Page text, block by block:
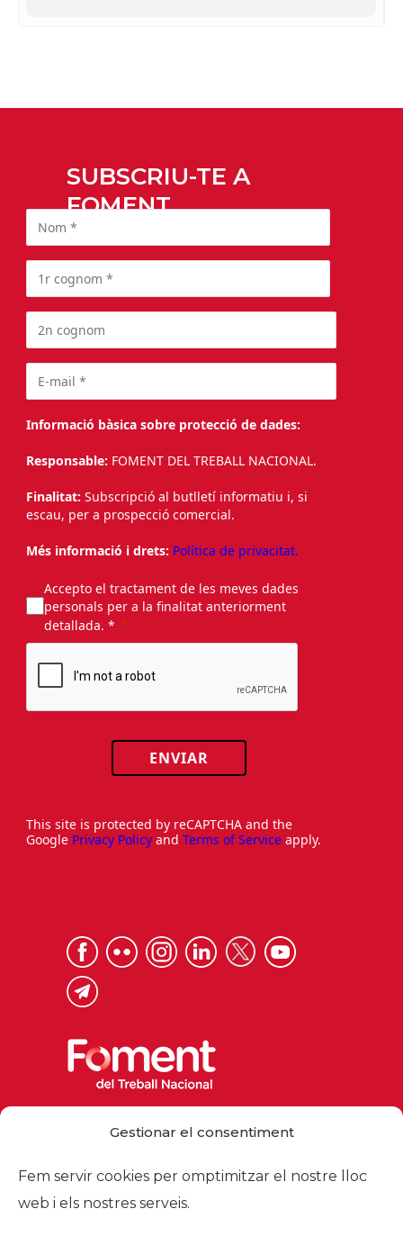
Gestionar el consentiment
Fem servir cookies per omptimitzar el nostre lloc
web i els nostres serveis.
SUBSCRIU-TE A
FOMENT
Informació bàsica sobre protecció de dades:
Responsable: FOMENT DEL TREBALL NACIONAL.
Finalitat: Subscripció al butlletí informatiu i, si
escau, per a prospecció comercial.
Més informació i drets: Política de privacitat.
Accepto el tractament de les meves dades
personals per a la finalitat anteriorment
detallada. *
ENVIAR
This site is protected by reCAPTCHA and the
Google Privacy Policy and Terms of Service apply.
foment@foment.com